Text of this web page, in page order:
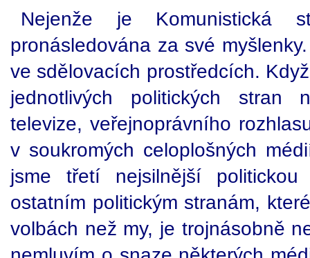
Nejenže je Komunistická
pronásledována za své
ve sdělovacích prostředcích.
jednotlivých politických stran
televize, veřejnoprávního
v soukromých celoplošných
jsme třetí nejsilnější
ostatním politickým stranám,
volbách než my, je trojnásobně